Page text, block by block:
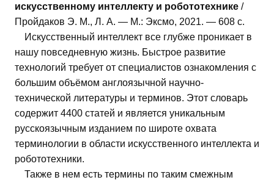
искусственному интеллекту и робототехнике /
Пройдаков Э. М., Л. А. — М.: Эксмо, 2021. — 608 с.
Искусственный интеллект все глубже проникает в
нашу повседневную жизнь. Быстрое развитие
технологий требует от специалистов ознакомления с
большим объёмом англоязычной научно-
технической литературы и терминов. Этот словарь
содержит 4400 статей и является уникальным
русскоязычным изданием по широте охвата
терминологии в области искусственного интеллекта и
робототехники.
Также в нем есть термины по таким смежным